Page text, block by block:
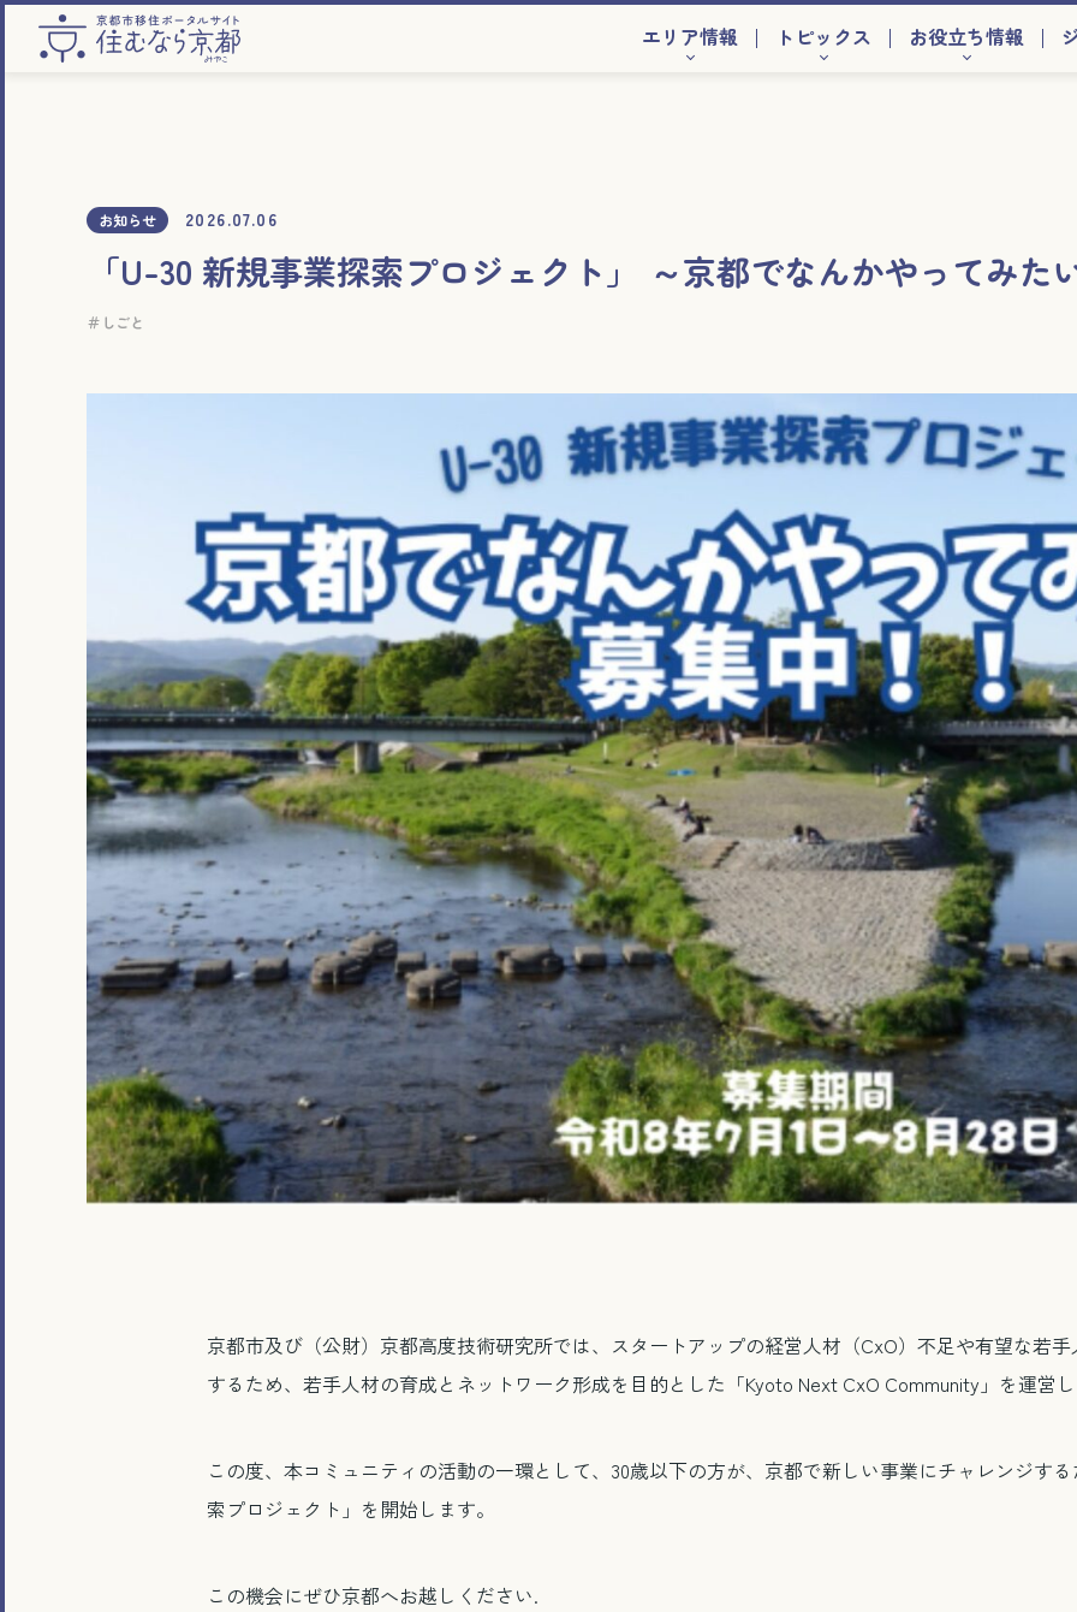
エリア情報 トピックス お役立ち情報
お知らせ 2026.07.06
「U-30 新規事業探索プロジェクト」 ～京都でなんかやってみた
しごと
京都市及び（公財）京都高度技術研究所では、スタートアップの経営人材（CxO）不足や有望な若
するため、若手人材の育成とネットワーク形成を目的とした「Kyoto Next CxO Community」を運営
この度、本コミュニティの活動の一環として、30歳以下の方が、京都で新しい事業にチャレンジす
索プロジェクト」を開始します。
この機会にぜひ京都へお越しください.